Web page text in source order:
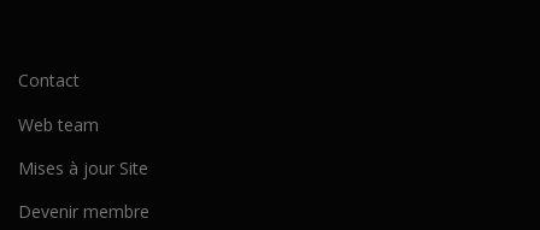
Contact
Web team
Mises à jour Site
Devenir membre